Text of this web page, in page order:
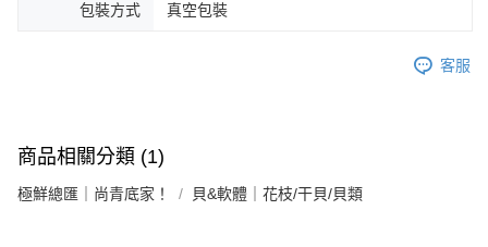
包裝方式 真空包裝
客服
商品相關分類 (1)
極鮮總匯｜尚青底家！ 貝&軟體｜花枝/干貝/貝類